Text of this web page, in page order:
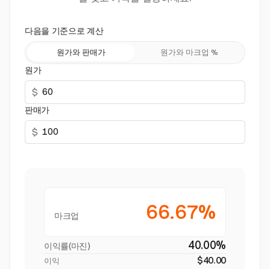
다음을 기준으로 계산
원가와 판매가 원가와 마크업 %
원가
$
판매가
$
마크업 66.67%
이익률(마진) 40.00%
이익 $40.00